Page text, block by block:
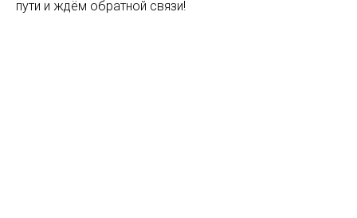
пути и ждём обратной связи!